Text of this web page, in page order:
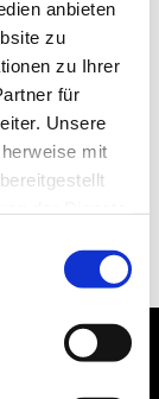
anbieten
zu
zu Ihrer
für
Unsere
mit